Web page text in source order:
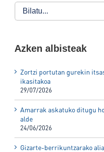
Search
for:
Azken albisteak
Zortzi portutan gurekin
ikasitakoa
29/07/2026
Amarrak askatuko ditugu
alde
24/06/2026
Gizarte-berrikuntzarako